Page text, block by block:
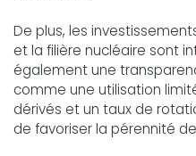
De plus, les
et la filière nucléaire sont
également une
comme une utilisation
dérivés et un taux de
de favoriser la pérennité